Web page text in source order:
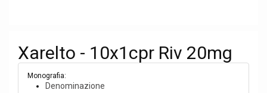
Xarelto - 10x1cpr Riv 20mg
Monografia:
Denominazione